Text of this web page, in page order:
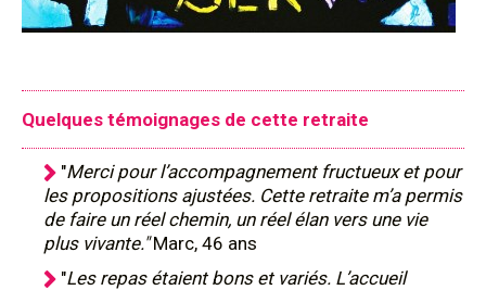
Quelques témoignages de cette retraite
"Merci pour l’accompagnement fructueux et pour
les propositions ajustées. Cette retraite m’a permis
de faire un réel chemin, un réel élan vers une vie
plus vivante."Marc, 46 ans
"Les repas étaient bons et variés. L’accueil